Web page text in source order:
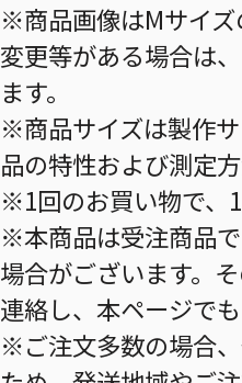
※商品画像はMサイズ
変更等がある場合は
ます。
※商品サイズは製作
品の特性および測定
※1回のお買い物で、
※本商品は受注商品
場合がございます。
連絡し、本ページで
※ご注文多数の場合